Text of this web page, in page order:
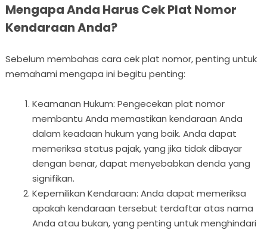
Mengapa Anda Harus Cek Plat Nomor
Kendaraan Anda?
Sebelum membahas cara cek plat nomor, penting untuk
memahami mengapa ini begitu penting:
Keamanan Hukum: Pengecekan plat nomor
membantu Anda memastikan kendaraan Anda
dalam keadaan hukum yang baik. Anda dapat
memeriksa status pajak, yang jika tidak dibayar
dengan benar, dapat menyebabkan denda yang
signifikan.
Kepemilikan Kendaraan: Anda dapat memeriksa
apakah kendaraan tersebut terdaftar atas nama
Anda atau bukan, yang penting untuk menghindari